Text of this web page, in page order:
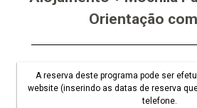
Orientação
A reserva deste programa pode ser
website (inserindo as datas de reserva
telefone.